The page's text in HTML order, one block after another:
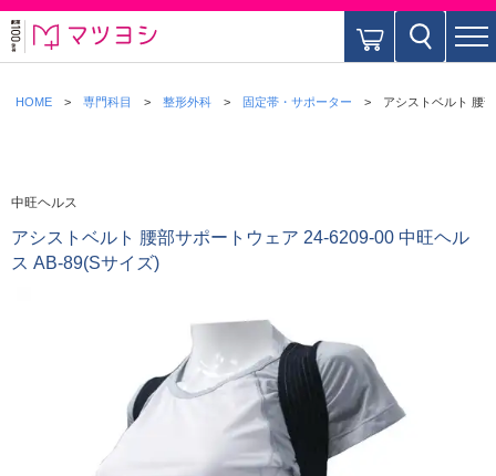
HOME 専門科目 整形外科 固定帯・サポーター アシストベルト 腰
中旺ヘルス
アシストベルト 腰部サポートウェア 24-6209-00 中旺ヘル
ス AB-89(Sサイズ)